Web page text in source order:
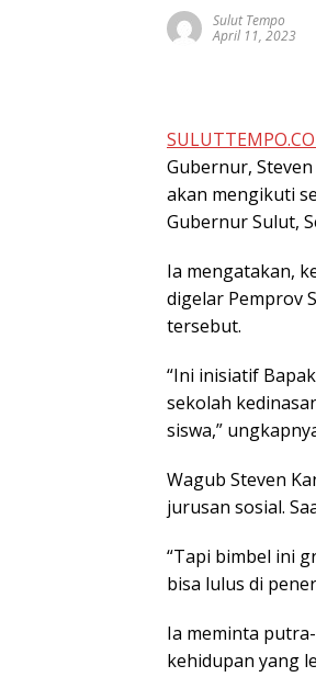
Sulut Tempo
April 11, 2023
Gubernur,
akan mengikuti
Gubernur Sulut,
Ia mengatakan,
digelar Pemprov
tersebut.
“Ini inisiatif
sekolah
siswa,”
Wagub Steven
jurusan sosial.
“Tapi bimbel ini
bisa lulus di
Ia meminta
kehidupan yang